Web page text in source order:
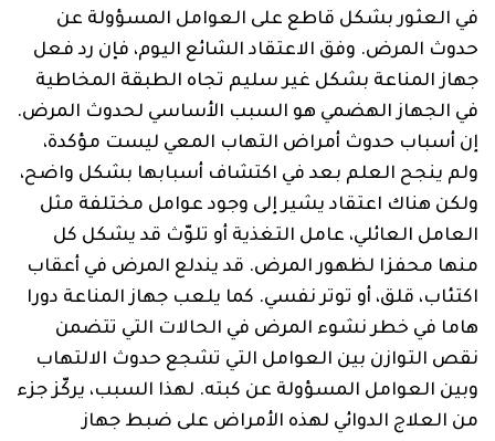
في العثور بشكل قاطع على العوامل المسؤولة عن
حدوث المرض. وفق الاعتقاد الشائع اليوم، فإن رد فعل
جهاز المناعة بشكل غير سليم تجاه الطبقة المخاطية
في الجهاز الهضمي هو السبب الأساسي لحدوث المرض.
إن أسباب حدوث أمراض التهاب المعي ليست مؤكدة،
ولم ينجح العلم بعد في اكتشاف أسبابها بشكل واضح،
ولكن هناك اعتقاد يشير إلى وجود عوامل مختلفة مثل
العامل العائلي، عامل التغذية أو تلوّث قد يشكل كل
منها محفزا لظهور المرض. قد يندلع المرض في أعقاب
اكتئاب، قلق، أو توتر نفسي. كما يلعب جهاز المناعة دورا
هاما في خطر نشوء المرض في الحالات التي تتضمن
نقص التوازن بين العوامل التي تشجع حدوث الالتهاب
وبين العوامل المسؤولة عن كبته. لهذا السبب، يركّز جزء
من العلاج الدوائي لهذه الأمراض على ضبط جهاز